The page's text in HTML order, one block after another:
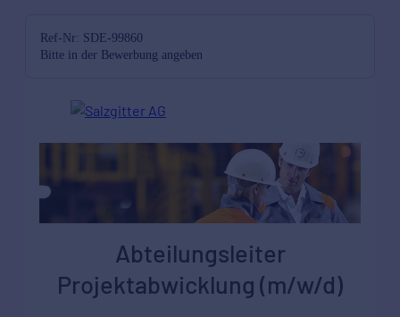
Ref-Nr: SDE-99860
Bitte in der Bewerbung angeben